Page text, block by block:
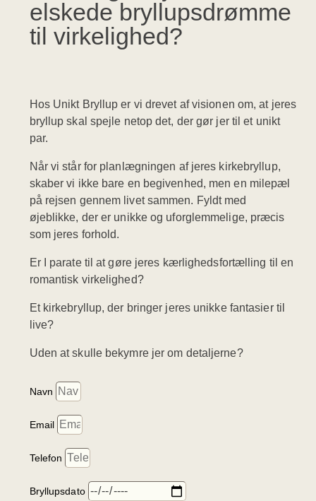
elskede bryllupsdrømme
til virkelighed?
Hos Unikt Bryllup er vi drevet af visionen om, at jeres
bryllup skal spejle netop det, der gør jer til et unikt
par.
Når vi står for planlægningen af jeres kirkebryllup,
skaber vi ikke bare en begivenhed, men en milepæl
på rejsen gennem livet sammen. Fyldt med
øjeblikke, der er unikke og uforglemmelige, præcis
som jeres forhold.
Er I parate til at gøre jeres kærlighedsfortælling til en
romantisk virkelighed?
Et kirkebryllup, der bringer jeres unikke fantasier til
live?
Uden at skulle bekymre jer om detaljerne?
Navn
Email
Telefon
Bryllupsdato